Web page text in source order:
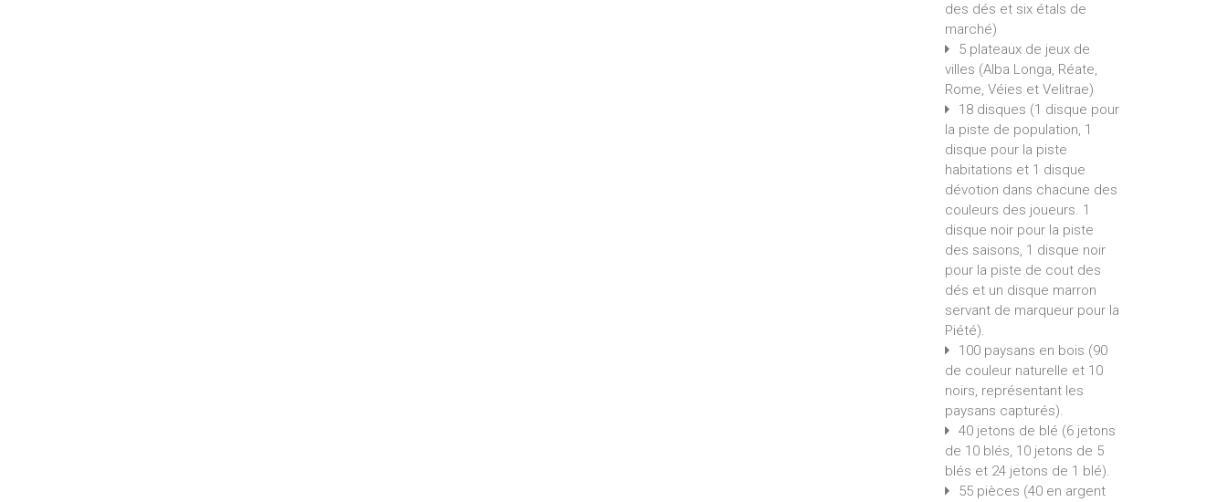
des dés et six étals de
marché)
5 plateaux de jeux de
villes (Alba Longa, Réate,
Rome, Véies et Velitrae)
18 disques (1 disque pour
la piste de population, 1
disque pour la piste
habitations et 1 disque
dévotion dans chacune des
couleurs des joueurs. 1
disque noir pour la piste
des saisons, 1 disque noir
pour la piste de cout des
dés et un disque marron
servant de marqueur pour la
Piété).
100 paysans en bois (90
de couleur naturelle et 10
noirs, représentant les
paysans capturés).
40 jetons de blé (6 jetons
de 10 blés, 10 jetons de 5
blés et 24 jetons de 1 blé).
55 pièces (40 en argent